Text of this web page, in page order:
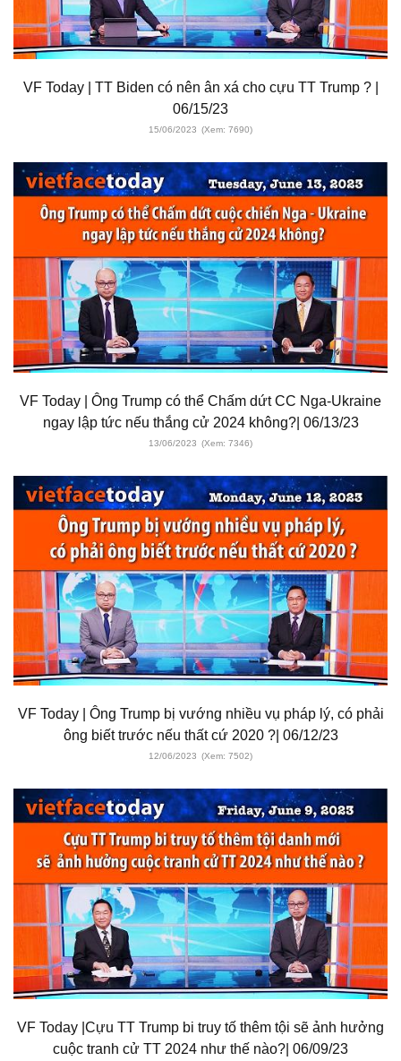
VF Today | TT Biden có nên ân xá cho cựu TT Trump ? |
06/15/23
15/06/2023 (Xem: 7690)
VF Today | Ông Trump có thể Chấm dứt CC Nga-Ukraine
ngay lập tức nếu thắng cử 2024 không?| 06/13/23
13/06/2023 (Xem: 7346)
VF Today | Ông Trump bị vướng nhiều vụ pháp lý, có phải
ông biết trước nếu thất cứ 2020 ?| 06/12/23
12/06/2023 (Xem: 7502)
VF Today |Cựu TT Trump bi truy tố thêm tội sẽ ảnh hưởng
cuộc tranh cử TT 2024 như thế nào?| 06/09/23